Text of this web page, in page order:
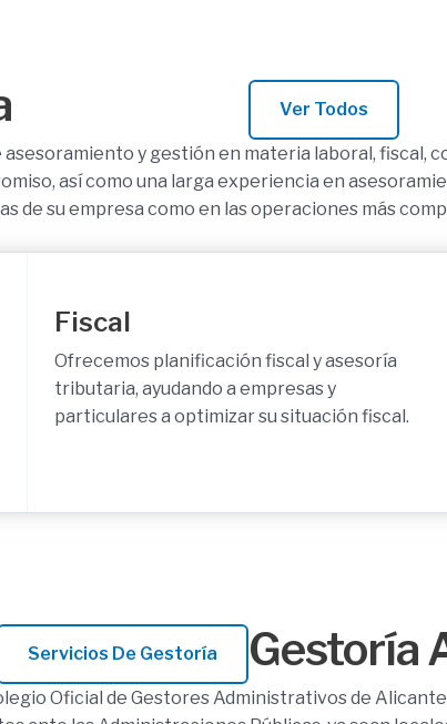
Ver Todos
y gestión en materia laboral, fiscal,
así como una larga experiencia en
de su empresa como en las operaciones más
Fiscal
Ofrecemos planificación fiscal y asesoría
tributaria, ayudando a empresas y
particulares a optimizar su situación fiscal.
Gestoría
Servicios De Gestoría
Oficial de Gestores Administrativos de